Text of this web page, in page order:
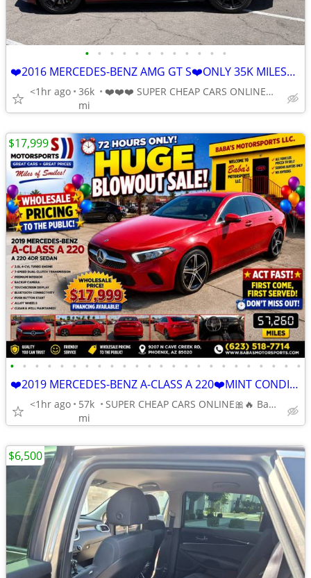
• • • • • • • • • • • •
❤️2016 MERCEDES-BENZ AMG GT S❤️ONLY 35K MILES💰AMG 4.0L Twin Turbo V8
<1hr ago 36k
mi
❤️❤️❤️ SUPER CHEAP CARS ONLINE🎀🔥Babasmotorsports.com
• • • • • • • • • • • • • • • • • • • • • • • •
❤️2019 MERCEDES-BENZ A-CLASS A 220❤️MINT CONDITION CLEAN CARFAX
<1hr ago
57k
mi
SUPER CHEAP CARS ONLINE🎀🔥 Babasmotorsports.com 🎀🔥
$17,999
$6,500